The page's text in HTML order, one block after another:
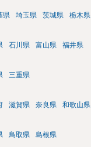
県 埼玉県 茨城県 栃木県
石川県 富山県 福井県
三重県
滋賀県 奈良県 和歌山県
鳥取県 島根県